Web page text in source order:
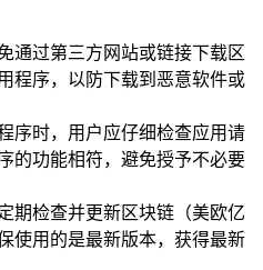
通过第三方网站或链接下载区
程序，以防下载到恶意软件或
序时，用户应仔细检查应用请
的功能相符，避免授予不必要
期检查并更新区块链（美欧亿
使用的是最新版本，获得最新